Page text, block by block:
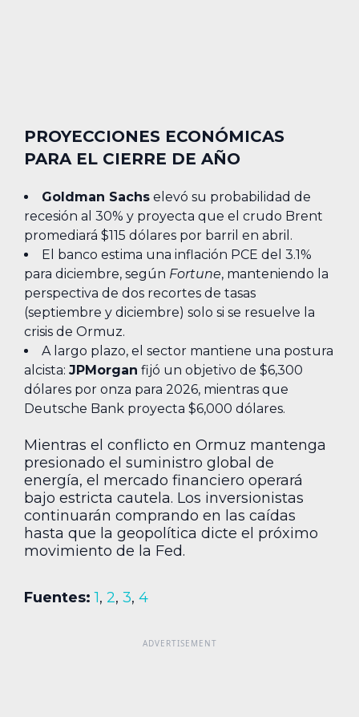
PROYECCIONES ECONÓMICAS
PARA EL CIERRE DE AÑO
Goldman Sachs elevó su probabilidad de
recesión al 30% y proyecta que el crudo Brent
promediará $115 dólares por barril en abril.
El banco estima una inflación PCE del 3.1%
para diciembre, según Fortune, manteniendo la
perspectiva de dos recortes de tasas
(septiembre y diciembre) solo si se resuelve la
crisis de Ormuz.
A largo plazo, el sector mantiene una postura
alcista: JPMorgan fijó un objetivo de $6,300
dólares por onza para 2026, mientras que
Deutsche Bank proyecta $6,000 dólares.
Mientras el conflicto en Ormuz mantenga
presionado el suministro global de
energía, el mercado financiero operará
bajo estricta cautela. Los inversionistas
continuarán comprando en las caídas
hasta que la geopolítica dicte el próximo
movimiento de la Fed.
Fuentes: 1, 2, 3, 4